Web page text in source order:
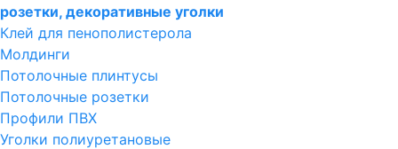
розетки, декоративные уголки
Клей для пенополистерола
Молдинги
Потолочные плинтусы
Потолочные розетки
Профили ПВХ
Уголки полиуретановые